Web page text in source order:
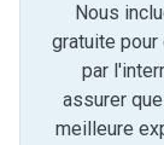
Nous
gratuite
par
assurer
meilleure